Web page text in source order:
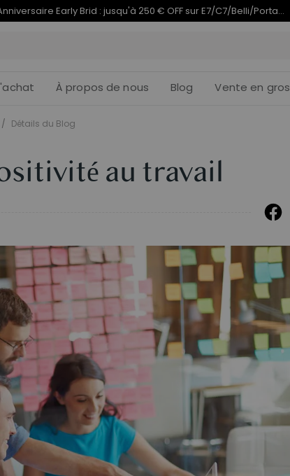
anniversaire | C7 Morpher dès 579,99 € Termine en 11j 19
À propos de nous Blog Vente en gros
/ Détails du Blog
au travail